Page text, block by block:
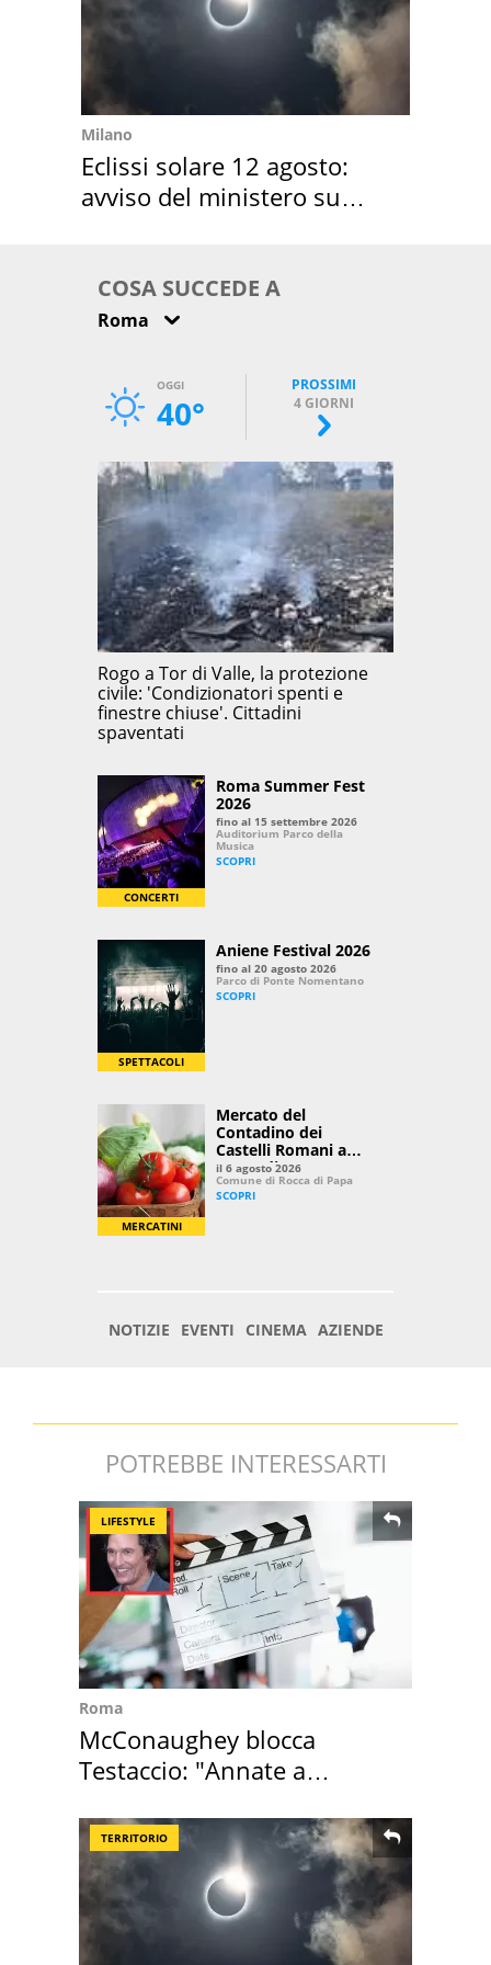
Milano
Eclissi solare 12 agosto:
avviso del ministero su
POTREBBE INTERESSARTI
LIFESTYLE
Roma
McConaughey blocca
Testaccio: "Annate a
TERRITORIO